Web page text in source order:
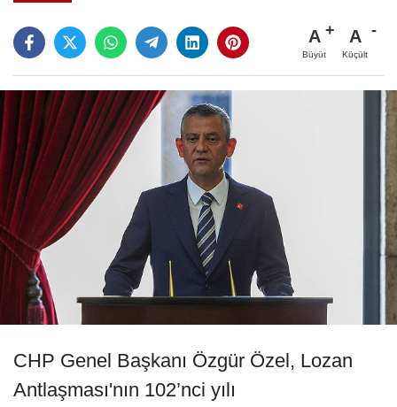
A
Büyüt
A
Küçült
CHP Genel Başkanı Özgür Özel, Lozan
Antlaşması'nın 102’nci yılı